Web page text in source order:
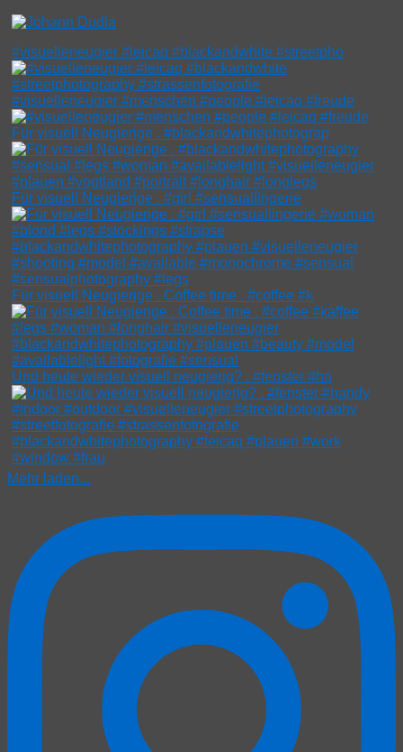
#visuelleneugier #leicaq #blackandwhite #streetpho
#visuelleneugier #menschen #people #leicaq #freude
Für visuell Neugierige . #blackandwhitephotograp
Für visuell Neugierige . #girl #sensuallingerie
Für visuell Neugierige . Coffee time . #coffee #k
Und heute wieder visuell neugierig? . #fenster #ha
Mehr laden...